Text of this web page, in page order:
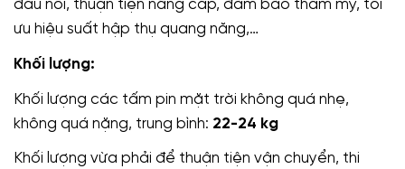
đấu nối, thuận tiện nâng cấp, đảm bảo thẩm mỹ, tối
ưu hiệu suất hập thụ quang năng,…
Khối lượng:
Khối lượng các tấm pin mặt trời không quá nhẹ,
không quá nặng, trung bình: 22-24 kg
Khối lượng vừa phải để thuận tiện vận chuyển, thi